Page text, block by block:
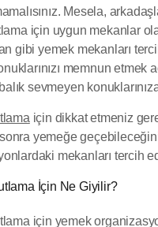
Mesela,
için uygun mekanlar
gibi yemek mekanları
memnun
sevmeyen
için dikkat etmeniz
yemeğe
mekanları tercih
İçin Ne Giyilir?
için yemek